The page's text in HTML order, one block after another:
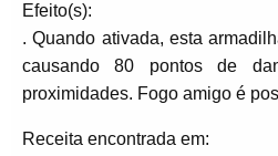
Efeito(s):
. Quando ativada, esta
causando 80 pontos de
proximidades. Fogo amigo é
Receita encontrada em: